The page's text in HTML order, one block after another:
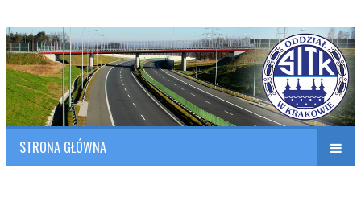
SITK RP Oddział w KRAKOWIE
Polish Association of Engineers & Technicians of Transportation
STRONA GŁÓWNA